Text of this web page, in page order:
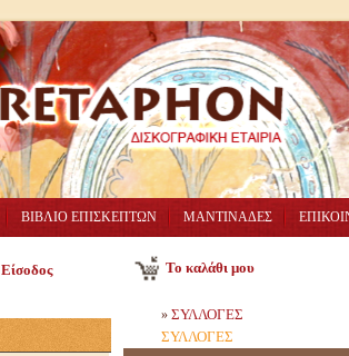
ΒΙΒΛΙΟ ΕΠΙΣΚΕΠΤΩΝ ΜΑΝΤΙΝΑΔΕΣ
Είσοδος Το καλάθι μου
» ΣΥΛΛΟΓΕΣ
ΣΥΛΛΟΓΕΣ